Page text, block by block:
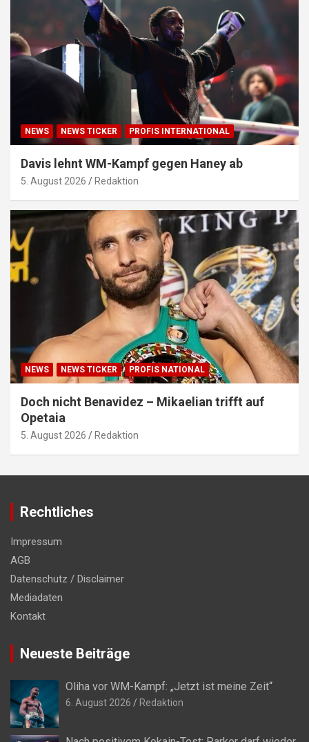
NEWS NEWS TICKER PROFIS INTERNATIONAL
Davis lehnt WM-Kampf gegen Haney ab
5. August 2026 Redaktion
NEWS NEWS TICKER PROFIS NATIONAL
Doch nicht Benavidez – Mikaelian trifft auf
Opetaia
5. August 2026 Redaktion
Rechtliches
Impressum
AGB
Datenschutz / Disclaimer
Mediadaten
Kontakt
Neueste Beiträge
Oliha vor WM-Kampf: „Jetzt ist meine Zeit“
6. August 2026 Redaktion